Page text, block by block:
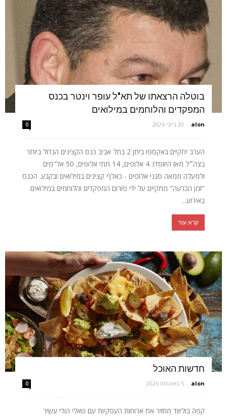
בוטלה הרצאתו של תא"ל עופר וינטר בכנס
המפקדים והלוחמים במילואים
alon
- 20 ביוני 2024 0
הערב יתקיים באקספו ביתן 2 בתל אביב כנס הקצינים הגדול ביותר
בצה״ל מאז היווסדו: 4 אלופים, 14 תתי אלופים, 50 אל"מים
ולמעלה ממאה סגני אלופים - כאלף קצינים במילואים ובקבע. הכנס
"זמן הכרעה" מתקיים על ידי פורום המפקדים והלוחמים במילואים.
באירוע...
קרא עוד
חדשות האוכל
alon
- 5 באוגוסט 2026 0
קפה בוליווד מחזיר את ארוחות העסקיות עם טאלי הודי עשיר